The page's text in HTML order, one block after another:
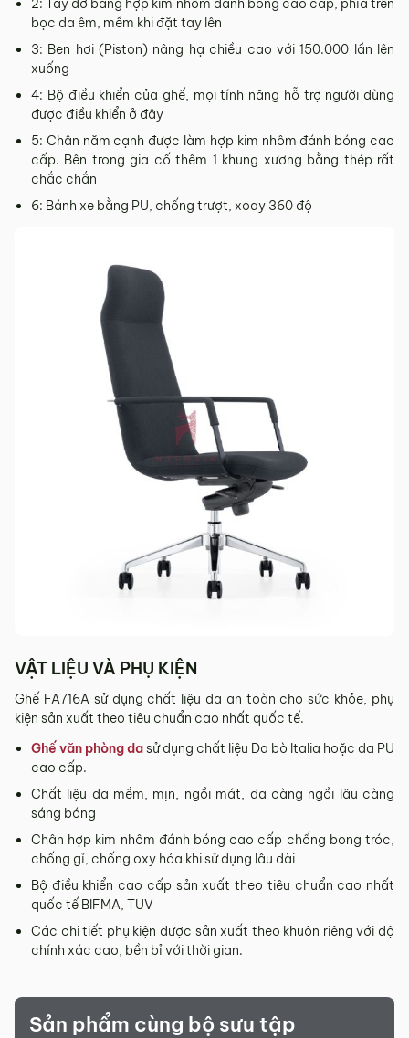
2: Tay đỡ bằng hợp kim nhôm đánh bóng cao cấp, phía trên
bọc da êm, mềm khi đặt tay lên
3: Ben hơi (Piston) nâng hạ chiều cao với 150.000 lần lên
xuống
4: Bộ điều khiển của ghế, mọi tính năng hỗ trợ người dùng
được điều khiển ở đây
5: Chân năm cạnh được làm hợp kim nhôm đánh bóng cao
cấp. Bên trong gia cố thêm 1 khung xương bằng thép rất
chắc chắn
6: Bánh xe bằng PU, chống trượt, xoay 360 độ
VẬT LIỆU VÀ PHỤ KIỆN
Ghế FA716A sử dụng chất liệu da an toàn cho sức khỏe, phụ
kiện sản xuất theo tiêu chuẩn cao nhất quốc tế.
Ghế văn phòng dasử dụng chất liệu Da bò Italia hoặc da PU
cao cấp.
Chất liệu da mềm, mịn, ngồi mát, da càng ngồi lâu càng
sáng bóng
Chân hợp kim nhôm đánh bóng cao cấp chống bong tróc,
chống gỉ, chống oxy hóa khi sử dụng lâu dài
Bộ điều khiển cao cấp sản xuất theo tiêu chuẩn cao nhất
quốc tế BIFMA, TUV
Các chi tiết phụ kiện được sản xuất theo khuôn riêng với độ
chính xác cao, bền bỉ với thời gian.
Sản phẩm mới đã quá thời gian 3 ngày kể từ ngày nhận
hàng.
Mọi thông tin cần hỗ trợ và giải đáp vui lòng liên hệ MyChair
qua:
Hotline:0942 902 468(Call, Zalo)
Sản phẩm cùng bộ sưu tập